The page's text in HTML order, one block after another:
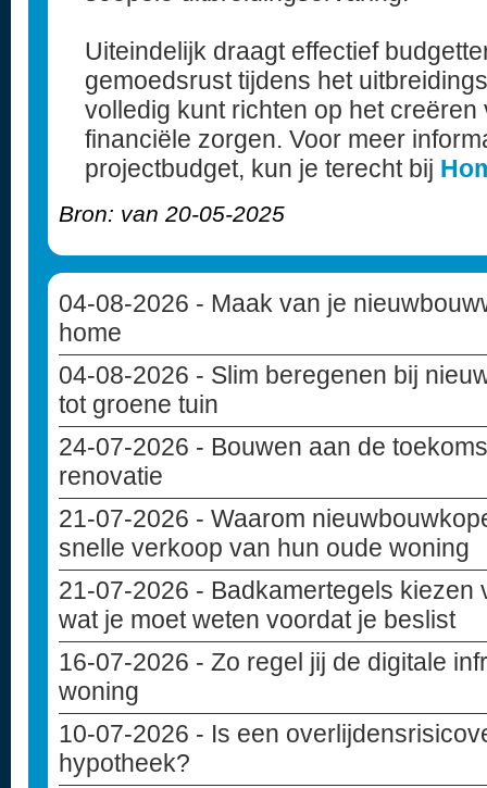
Uiteindelijk draagt effectief
gemoedsrust tijdens het
volledig kunt richten op het
financiële zorgen. Voor meer
projectbudget, kun je terecht bij
Bron: van 20-05-2025
04-08-2026 - Maak van je
home
04-08-2026 - Slim beregenen bij
tot groene tuin
24-07-2026 - Bouwen aan de
renovatie
21-07-2026 - Waarom
snelle verkoop van hun oude woning
21-07-2026 - Badkamertegels kiezen
wat je moet weten voordat je beslist
16-07-2026 - Zo regel jij de digitale
woning
10-07-2026 - Is een
hypotheek?